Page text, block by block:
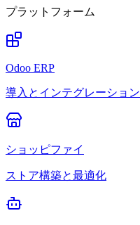
プラットフォーム
Odoo ERP
導入とインテグレーション
ショッピファイ
ストア構築と最適化